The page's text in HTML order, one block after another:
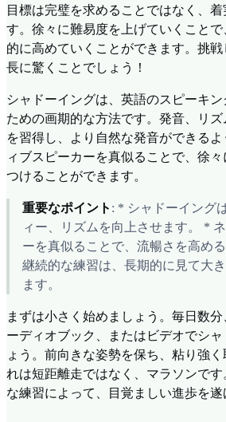
目標は完璧を求めることではなく、
す。徐々に難易度を上げていくこと
的に高めていくことができます。挑
長に驚くことでしょう！
シャドーイングは、英語のスピーキ
ための画期的な方法です。発音、リ
を習得し、より自然な発音ができる
ィブスピーカーを真似ることで、徐
つけることができます。
重要なポイント : * シャドーイング
ィー、リズムを向上させます。 *
ーを真似ることで、流暢さを高め
継続的な練習は、長期的に見て大
ます。
まずは小さく始めましょう。毎日数
ーディオブック、またはビデオでシ
ょう。前向きな姿勢を保ち、粘り強
れは短距離走ではなく、マラソンで
な練習によって、目覚ましい進歩を遂